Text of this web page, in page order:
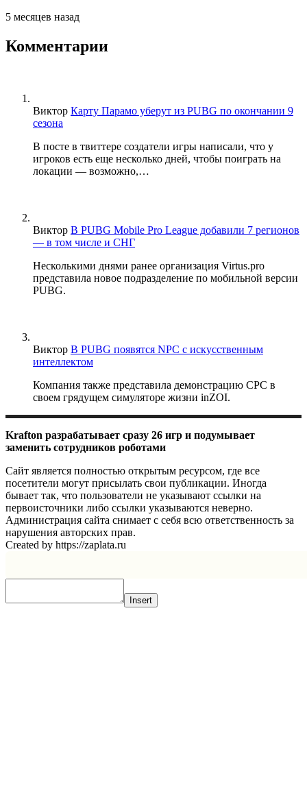
5 месяцев назад
Комментарии
Виктор Карту Парамо уберут из PUBG по окончании 9
сезона
В посте в твиттере создатели игры написали, что у
игроков есть еще несколько дней, чтобы поиграть на
локации — возможно,…
Виктор В PUBG Mobile Pro League добавили 7 регионов
— в том числе и СНГ
Несколькими днями ранее организация Virtus.pro
представила новое подразделение по мобильной версии
PUBG.
Виктор В PUBG появятся NPC с искусственным
интеллектом
Компания также представила демонстрацию CPC в
своем грядущем симуляторе жизни inZOI.
Krafton разрабатывает сразу 26 игр и подумывает
заменить сотрудников роботами
Сайт является полностью открытым ресурсом, где все
посетители могут присылать свои публикации. Иногда
бывает так, что пользователи не указывают ссылки на
первоисточники либо ссылки указываются неверно.
Администрация сайта снимает с себя всю ответственность за
нарушения авторских прав.
Created by https://zaplata.ru
Insert